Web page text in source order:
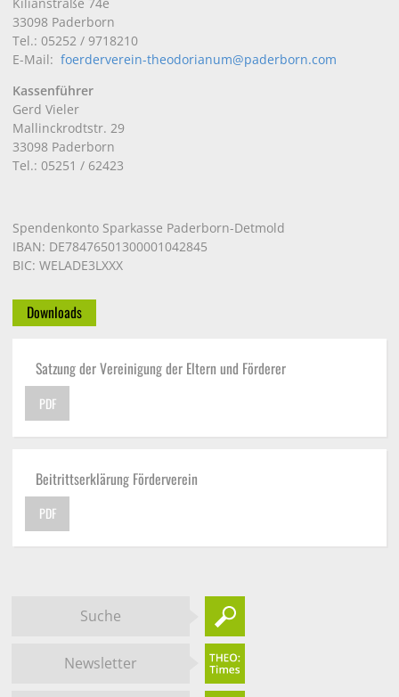
33098 Paderborn
Tel.: 05252 / 9718210
E-Mail: foerderverein-theodorianum@paderborn.com
Kassenführer
Gerd Vieler
Mallinckrodtstr. 29
33098 Paderborn
Tel.: 05251 / 62423
Spendenkonto Sparkasse Paderborn-Detmold
IBAN: DE78476501300001042845
BIC: WELADE3LXXX
Downloads
Satzung der Vereinigung der Eltern und Förderer
PDF
Beitrittserklärung Förderverein
PDF
Suche
Newsletter